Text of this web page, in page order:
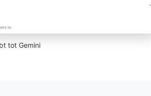
tot Gemini